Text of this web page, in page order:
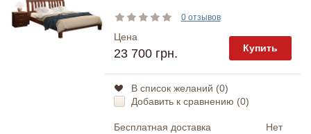
0 отзывов
Цена
23 700 грн. Купить
В список желаний (0)
Добавить к сравнению (0)
Бесплатная доставка Нет